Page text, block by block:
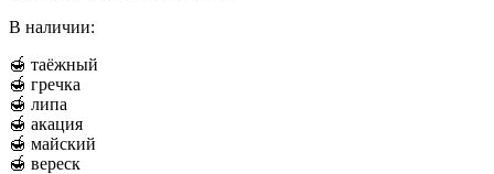
В наличии:
🍯 таёжный
🍯 гречка
🍯 липа
🍯 акация
🍯 майский
🍯 вереск